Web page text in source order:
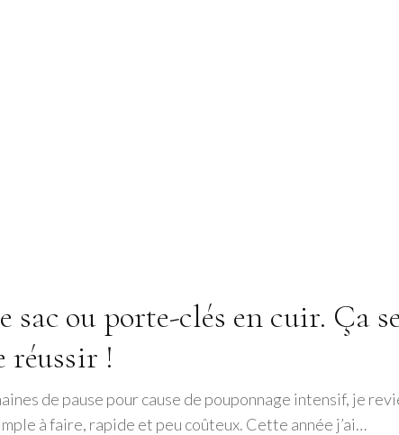
sac ou porte-clés en cuir. Ça
réussir !
de pause pour cause de pouponnage intensif, je
à faire, rapide et peu coûteux. Cette année j’ai…